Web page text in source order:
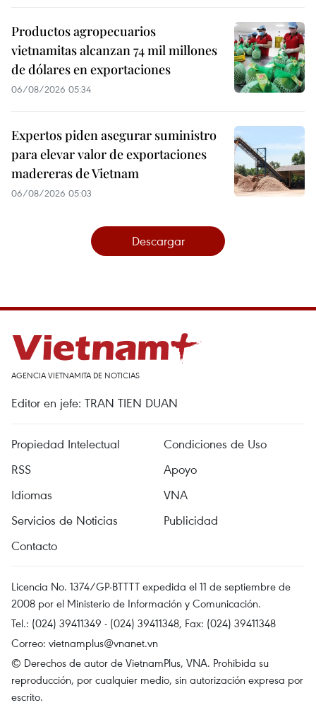
Productos agropecuarios
vietnamitas alcanzan 74 mil millones
de dólares en exportaciones
06/08/2026 05:34
Expertos piden asegurar suministro
para elevar valor de exportaciones
madereras de Vietnam
06/08/2026 05:03
Descargar
AGENCIA VIETNAMITA DE NOTICIAS
Editor en jefe: TRAN TIEN DUAN
Propiedad Intelectual
Condiciones de Uso
RSS
Apoyo
Idiomas
VNA
Servicios de Noticias
Publicidad
Contacto
Licencia No. 1374/GP-BTTTT expedida el 11 de septiembre de
2008 por el Ministerio de Información y Comunicación.
Tel.: (024) 39411349 - (024) 39411348, Fax: (024) 39411348
Correo: vietnamplus@vnanet.vn
© Derechos de autor de VietnamPlus, VNA. Prohibida su
reproducción, por cualquier medio, sin autorización expresa por
escrito.